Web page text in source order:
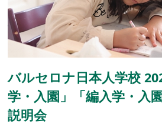
バルセロナ日本人学校
学・入園」「編入学・入
説明会